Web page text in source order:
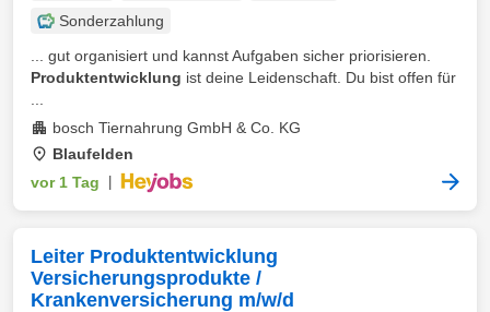
Sonderzahlung
... gut organisiert und kannst Aufgaben sicher priorisieren.
Produktentwicklung ist deine Leidenschaft. Du bist offen für
bosch Tiernahrung GmbH & Co. KG
Blaufelden
vor 1 Tag
Leiter Produktentwicklung
Versicherungsprodukte /
Krankenversicherung m/w/d